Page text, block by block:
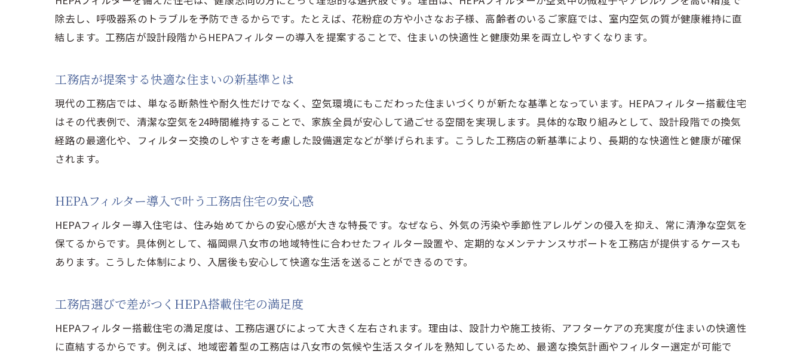
工務店ならではの高性能換気の仕組みとは
花粉やハウスダスト対策も工務店に相談
工務店選びで左右される健康的な住まい
HEPAフィルター住宅を選ぶ時の工務店の見極め方
信頼できる工務店が健康住宅を実現する理由
工務店選びが家族の健康を守る第一歩
注目のHEPAフィルター住宅の選び方とは
工務店選びで失敗しないHEPA住宅のポイント
工務店と一緒に考える理想の空気環境づくり
満足度を高める工務店の選び方ガイド
HEPAフィルター住宅で重視すべき工務店の対応力
除去し、呼吸器系のトラブルを予防できるからです。たとえば、花粉症の方や小さなお子様、高齢者のいるご家庭では、室内空気の質が健康維持に直
結します。工務店が設計段階からHEPAフィルターの導入を提案することで、住まいの快適性と健康効果を両立しやすくなります。
工務店が提案する快適な住まいの新基準とは
現代の工務店では、単なる断熱性や耐久性だけでなく、空気環境にもこだわった住まいづくりが新たな基準となっています。HEPAフィルター搭載住宅
はその代表例で、清潔な空気を24時間維持することで、家族全員が安心して過ごせる空間を実現します。具体的な取り組みとして、設計段階での換気
経路の最適化や、フィルター交換のしやすさを考慮した設備選定などが挙げられます。こうした工務店の新基準により、長期的な快適性と健康が確保
されます。
HEPAフィルター導入で叶う工務店住宅の安心感
HEPAフィルター導入住宅は、住み始めてからの安心感が大きな特長です。なぜなら、外気の汚染や季節性アレルゲンの侵入を抑え、常に清浄な空気を
保てるからです。具体例として、福岡県八女市の地域特性に合わせたフィルター設置や、定期的なメンテナンスサポートを工務店が提供するケースも
あります。こうした体制により、入居後も安心して快適な生活を送ることができるのです。
工務店選びで差がつくHEPA搭載住宅の満足度
HEPAフィルター搭載住宅の満足度は、工務店選びによって大きく左右されます。理由は、設計力や施工技術、アフターケアの充実度が住まいの快適性
に直結するからです。例えば、地域密着型の工務店は八女市の気候や生活スタイルを熟知しているため、最適な換気計画やフィルター選定が可能で